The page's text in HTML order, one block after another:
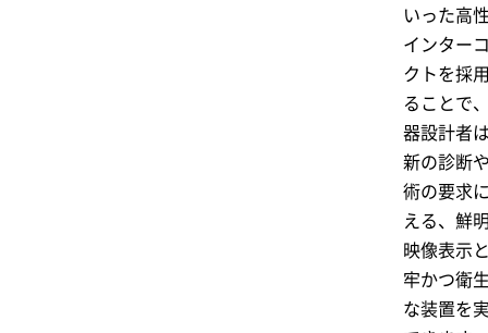
いった高
インター
クトを採
ることで
器設計者
新の診断
術の要求
える、鮮
映像表示
牢かつ衛
な装置を